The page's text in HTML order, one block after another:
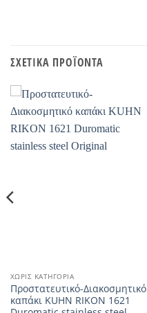
ΣΧΕΤΙΚΆ ΠΡΟΪΌΝΤΑ
ΧΩΡΊΣ ΚΑΤΗΓΟΡΊΑ
Προστατευτικό-Διακοσμητικό
καπάκι KUHN RIKON 1621